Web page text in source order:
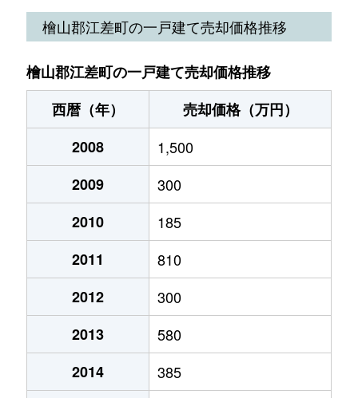
檜山郡江差町の一戸建て売却価格推移
檜山郡江差町の一戸建て売却価格推移
西暦（年）
売却価格（万円）
2008
1,500
2009
300
2010
185
2011
810
2012
300
2013
580
2014
385